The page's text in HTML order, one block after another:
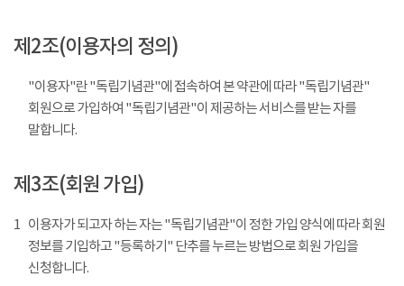
제2조(이용자의 정의)
"이용자"란 "독립기념관"에 접속하여 본 약관에 따라 "독립기념관"
회원으로 가입하여 "독립기념관"이 제공하는 서비스를 받는 자를
말합니다.
제3조(회원 가입)
1 이용자가 되고자 하는 자는 "독립기념관"이 정한 가입 양식에 따라 회원
정보를 기입하고 "등록하기" 단추를 누르는 방법으로 회원 가입을
신청합니다.